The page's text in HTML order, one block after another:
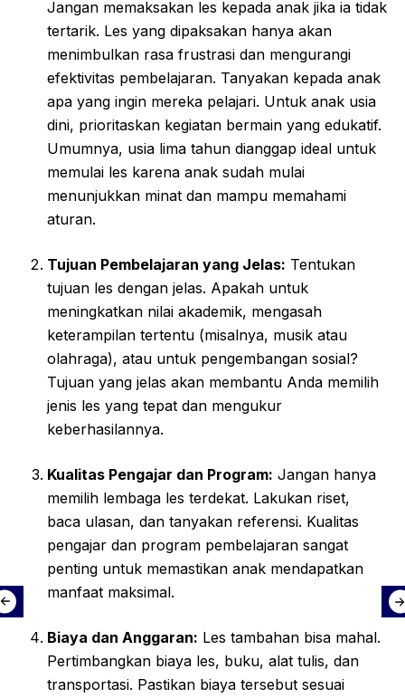
Jangan memaksakan les kepada anak jika ia tidak
tertarik. Les yang dipaksakan hanya akan
menimbulkan rasa frustrasi dan mengurangi
efektivitas pembelajaran. Tanyakan kepada anak
apa yang ingin mereka pelajari. Untuk anak usia
dini, prioritaskan kegiatan bermain yang edukatif.
Umumnya, usia lima tahun dianggap ideal untuk
memulai les karena anak sudah mulai
menunjukkan minat dan mampu memahami
aturan.
Tujuan Pembelajaran yang Jelas: Tentukan
tujuan les dengan jelas. Apakah untuk
meningkatkan nilai akademik, mengasah
keterampilan tertentu (misalnya, musik atau
olahraga), atau untuk pengembangan sosial?
Tujuan yang jelas akan membantu Anda memilih
jenis les yang tepat dan mengukur
keberhasilannya.
Kualitas Pengajar dan Program: Jangan hanya
memilih lembaga les terdekat. Lakukan riset,
baca ulasan, dan tanyakan referensi. Kualitas
pengajar dan program pembelajaran sangat
penting untuk memastikan anak mendapatkan
manfaat maksimal.
Biaya dan Anggaran: Les tambahan bisa mahal.
Pertimbangkan biaya les, buku, alat tulis, dan
transportasi. Pastikan biaya tersebut sesuai